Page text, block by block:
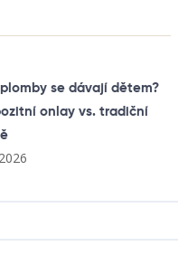
se dávají dětem?
onlay vs. tradiční